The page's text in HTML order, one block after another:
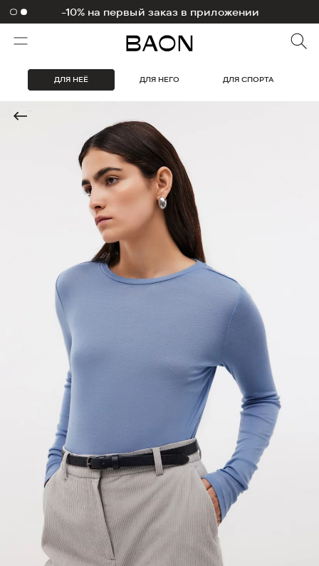
-10% на первый заказ в приложении
ДЛЯ НЕЁ ДЛЯ НЕГО ДЛЯ СПОРТА